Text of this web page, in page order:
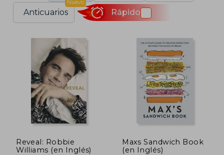
Anticuarios
Nuevo
Rápido
Reveal: Robbie
Williams (en Inglés)
Maxs Sandwich Book
(en Inglés)